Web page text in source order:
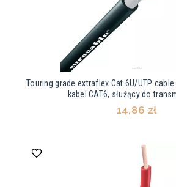
Touring grade extraflex Cat.6U/UTP
kabel CAT6, służący do
14,86 zł